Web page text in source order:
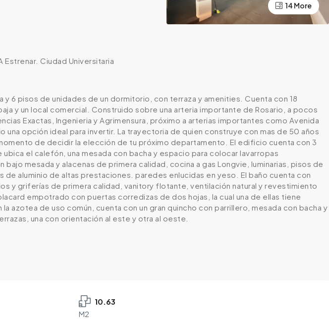
14 More
Estrenar. Ciudad Universitaria
6 pisos de unidades de un dormitorio, con terraza y amenities. Cuenta con 18
y un local comercial. Construido sobre una arteria importante de Rosario, a pocos
Exactas, Ingenieria y Agrimensura, próximo a arterias importantes como Avenida
opción ideal para invertir. La trayectoria de quien construye con mas de 50 años
de decidir la elección de tu próximo departamento. El edificio cuenta con 3
el calefón, una mesada con bacha y espacio para colocar lavarropas
mesada y alacenas de primera calidad, cocina a gas Longvie, luminarias, pisos de
aluminio de altas prestaciones. paredes enlucidas en yeso. El baño cuenta con
y griferías de primera calidad, vanitory flotante, ventilación natural y revestimiento
empotrado con puertas corredizas de dos hojas, la cual una de ellas tiene
azotea de uso común, cuenta con un gran quincho con parrillero, mesada con bacha y
una con orientación al este y otra al oeste.
10.63
M2